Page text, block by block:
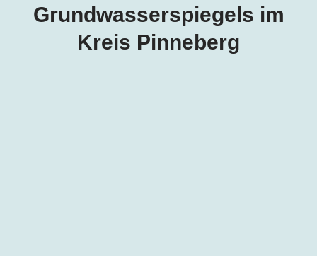
Grundwasserspiegels im
Kreis Pinneberg